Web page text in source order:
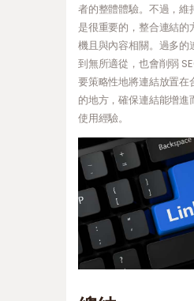
者的整體體驗。不過，維
是很重要的，整合連結的
機且與內容相關。過多的
到無所適從，也會削弱
要策略性地將連結放置在
的地方，確保連結能增進
使用經驗。